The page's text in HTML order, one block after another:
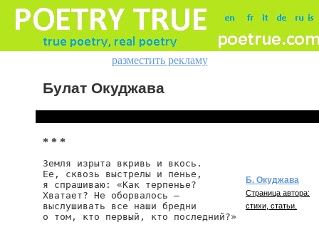
разместить рекламу
Булат Окуджава
* * *
Земля изрыта вкривь и вкось.
Ее, сквозь выстрелы и пенье,
я спрашиваю: «Как терпенье?
Хватает? Не оборвалось —
выслушивать все наши бредни
о том, кто первый, кто последний?»
Б. Окуджава
Страница автора:
стихи, статьи.